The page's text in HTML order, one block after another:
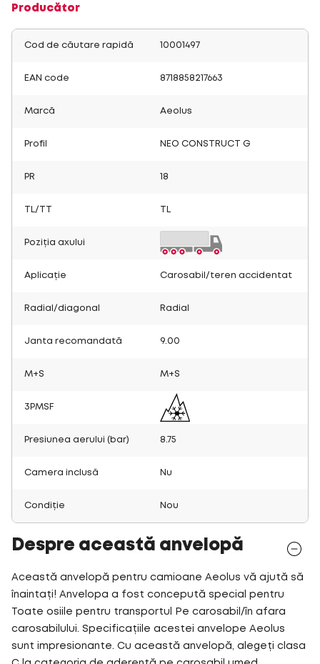
Producător
Cod de căutare rapidă 10001497
EAN code 8718858217663
Marcă Aeolus
Profil NEO CONSTRUCT G
PR 18
TL/TT
Poziția axului
Aplicație Carosabil/teren accidentat
Radial/diagonal Radial
Janta recomandată 9.00
M+S M+S
3PMSF
Presiunea aerului (bar) 8.75
Camera inclusă Nu
Condiție Nou
Despre această anvelopă
Această anvelopă pentru camioane Aeolus vă ajută să
înaintați! Anvelopa a fost concepută special pentru
Toate osiile pentru transportul Pe carosabil/în afara
carosabilului. Specificațiile acestei anvelope Aeolus
sunt impresionante. Cu această anvelopă, alegeți clasa